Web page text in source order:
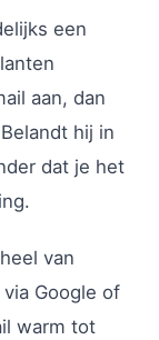
een
aan, dan
hij in
dat je het
van
Google of
warm tot